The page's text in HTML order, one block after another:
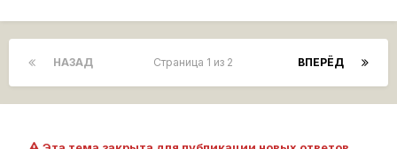
НАЗАД ВПЕРЁД
Страница 1 из 2